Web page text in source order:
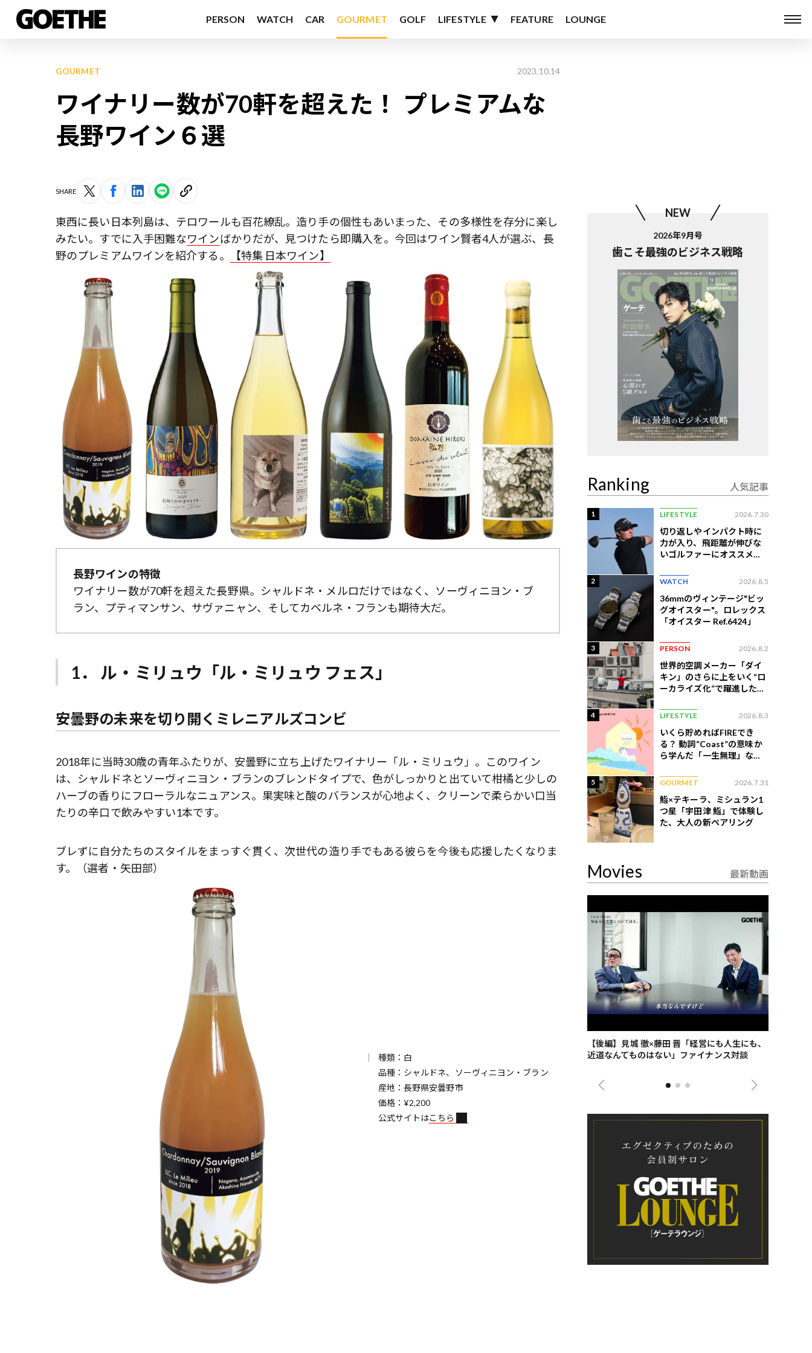
PERSON WATCH CAR GOURMET GOLF LIFESTYLE FEATURE LOUNGE
GOURMET 2023.10.14
ワイナリー数が70軒を超えた！ プレミアムな
長野ワイン６選
SHARE
東西に長い日本列島は、テロワールも百花繚乱。造り手の個性もあいまった、その多様性を存分に楽し
みたい。すでに入手困難なワインばかりだが、見つけたら即購入を。今回はワイン賢者4人が選ぶ、長
野のプレミアムワインを紹介する。
【特集 日本ワイン】
長野ワインの特徴
ワイナリー数が70軒を超えた長野県。シャルドネ・メルロだけではなく、ソーヴィニヨン・ブ
ラン、プティマンサン、サヴァニャン、そしてカベルネ・フランも期待大だ。
1． ル・ミリュウ「ル・ミリュウ フェス」
安曇野の未来を切り開くミレニアルズコンビ
2018年に当時30歳の青年ふたりが、安曇野に立ち上げたワイナリー「ル・ミリュウ」。このワイン
は、シャルドネとソーヴィニヨン・ブランのブレンドタイプで、色がしっかりと出ていて柑橘と少しの
ハーブの香りにフローラルなニュアンス。果実味と酸のバランスが心地よく、クリーンで柔らかい口当
たりの辛口で飲みやすい1本です。
ブレずに自分たちのスタイルをまっすぐ貫く、次世代の造り手でもある彼らを今後も応援したくなりま
す。（選者・矢田部）
種類：白
品種：シャルドネ、ソーヴィニヨン・ブラン
産地：長野県安曇野市
価格：¥2,200
公式サイトはこちら
NEW
2026年9月号
歯こそ最強のビジネス戦略
Ranking 人気記事
1 LIFESTYLE 2026.7.30
切り返しやインパクト時に
力が入り、飛距離が伸びな
いゴルファーにオススメの
2 WATCH 2026.8.5
36mmのヴィンテージ"ビッ
グオイスター"。ロレックス
「オイスター Ref.6424」
3 PERSON 2026.8.2
世界的空調メーカー「ダイ
キン」のさらに上をいく“ロ
ーカライズ化”で躍進したイ
4 LIFESTYLE 2026.8.3
いくら貯めればFIREでき
る？ 動詞“Coast”の意味か
ら学んだ「一生無理」な切
5 GOURMET 2026.7.31
鮨×テキーラ、ミシュラン1
つ星「宇田津 鮨」で体験し
た、大人の新ペアリング
Movies 最新動画
前列ホテル「UMITO 熱海 別邸」
【後編】見城 徹×藤田 晋「経営にも人生にも、
近道なんてものはない」ファイナンス対談